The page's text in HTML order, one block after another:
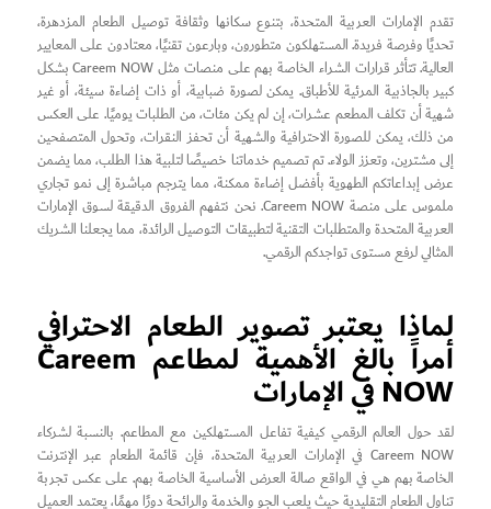
تقدم الإمارات العربية المتحدة، بتنوع سكانها وثقافة توصيل الطعام المزدهرة،
تحديًا وفرصة فريدة. المستهلكون متطورون، وبارعون تقنيًا، معتادون على المعايير
العالية. تتأثر قرارات الشراء الخاصة بهم على منصات مثل Careem NOW بشكل
كبير بالجاذبية المرئية للأطباق. يمكن لصورة ضبابية، أو ذات إضاءة سيئة، أو غير
شهية أن تكلف المطعم عشرات، إن لم يكن مئات، من الطلبات يوميًا. على العكس
من ذلك، يمكن للصورة الاحترافية والشهية أن تحفز النقرات، وتحول المتصفحين
إلى مشترين، وتعزز الولاء. تم تصميم خدماتنا خصيصًا لتلبية هذا الطلب، مما يضمن
عرض إبداعاتكم الطهوية بأفضل إضاءة ممكنة، مما يترجم مباشرة إلى نمو تجاري
ملموس على منصة Careem NOW. نحن نتفهم الفروق الدقيقة لسوق الإمارات
العربية المتحدة والمتطلبات التقنية لتطبيقات التوصيل الرائدة، مما يجعلنا الشريك
المثالي لرفع مستوى تواجدكم الرقمي.
لماذا يعتبر تصوير الطعام الاحترافي
أمراً بالغ الأهمية لمطاعم Careem
NOW في الإمارات
لقد حول العالم الرقمي كيفية تفاعل المستهلكين مع المطاعم. بالنسبة لشركاء
Careem NOW في الإمارات العربية المتحدة، فإن قائمة الطعام عبر الإنترنت
الخاصة بهم هي في الواقع صالة العرض الأساسية الخاصة بهم. على عكس تجربة
تناول الطعام التقليدية حيث يلعب الجو والخدمة والرائحة دورًا مهمًا، يعتمد العميل